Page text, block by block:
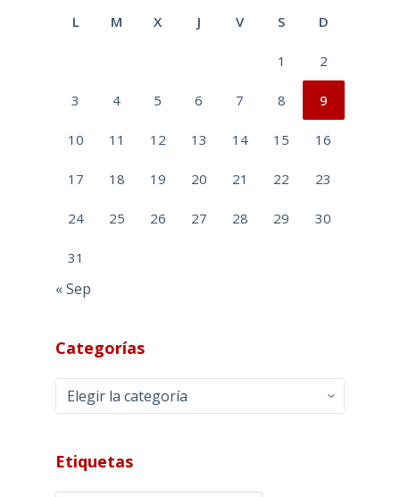
L M X J V S D
1 2
3 4 5 6 7 8 9
10 11 12 13 14 15 16
17 18 19 20 21 22 23
24 25 26 27 28 29 30
31
« Sep
Categorías
Categorías
Etiquetas